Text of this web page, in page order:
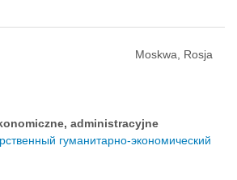
Moskwa, Rosja
administracyjne
гуманитарно-экономический